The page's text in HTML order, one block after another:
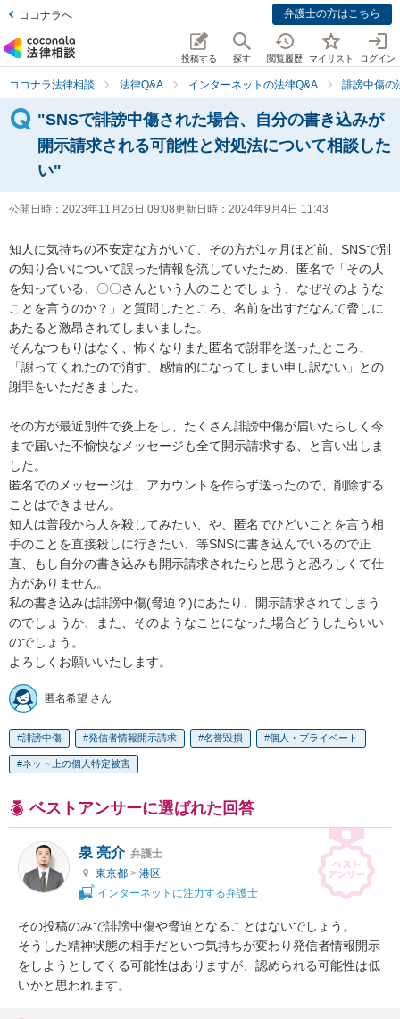
ココナラへ 弁護士の方はこちら
投稿する 探す 閲覧履歴 マイリスト ログイン
ココナラ法律相談 法律Q&A インターネットの法律Q&A 誹謗中傷の
"SNSで誹謗中傷された場合、自分の書き込みが
開示請求される可能性と対処法について相談した
い"
公開日時： 2023年11月26日 09:08更新日時： 2024年9月4日 11:43
知人に気持ちの不安定な方がいて、その方が1ヶ月ほど前、SNSで別
の知り合いについて誤った情報を流していたため、匿名で「その人
を知っている、〇〇さんという人のことでしょう、なぜそのような
ことを言うのか？」と質問したところ、名前を出すだなんて脅しに
あたると激昂されてしまいました。
そんなつもりはなく、怖くなりまた匿名で謝罪を送ったところ、
「謝ってくれたので消す、感情的になってしまい申し訳ない」との
謝罪をいただきました。
その方が最近別件で炎上をし、たくさん誹謗中傷が届いたらしく今
まで届いた不愉快なメッセージも全て開示請求する、と言い出しま
した。
匿名でのメッセージは、アカウントを作らず送ったので、削除する
ことはできません。
知人は普段から人を殺してみたい、や、匿名でひどいことを言う相
手のことを直接殺しに行きたい、等SNSに書き込んでいるので正
直、もし自分の書き込みも開示請求されたらと思うと恐ろしくて仕
方がありません。
私の書き込みは誹謗中傷(脅迫？)にあたり、開示請求されてしまう
のでしょうか、また、そのようなことになった場合どうしたらいい
のでしょう。
よろしくお願いいたします。
匿名希望 さん
誹謗中傷 発信者情報開示請求 名誉毀損 個人・プライベート
ネット上の個人特定被害
ベストアンサーに選ばれた回答
泉 亮介 弁護士
東京都 > 港区
インターネットに注力する弁護士
その投稿のみで誹謗中傷や脅迫となることはないでしょう。
そうした精神状態の相手だといつ気持ちが変わり発信者情報開示
をしようとしてくる可能性はありますが、認められる可能性は低
いかと思われます。